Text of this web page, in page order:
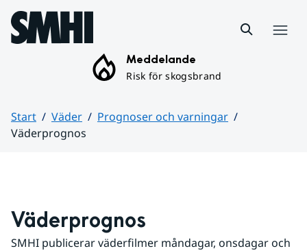
Hoppa till sidans innehåll
Meddelande
Risk för skogsbrand
Start Väder
Prognoser och varningar
Väderprognos
Väderprognos
SMHI publicerar väderfilmer måndagar, onsdagar och